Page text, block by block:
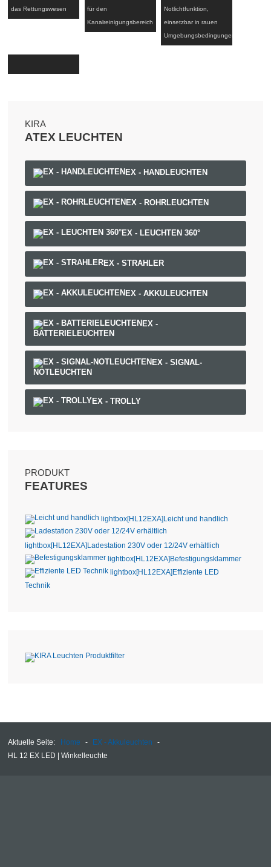
das Rettungswesen
für den
Kanalreinigungsbereich
Notlichtfunktion,
einsetzbar in rauen
Umgebungsbedingungen.
KIRA
ATEX LEUCHTEN
EX - HANDLEUCHTEN
EX - ROHRLEUCHTEN
EX - LEUCHTEN 360°
EX - STRAHLER
EX - AKKULEUCHTEN
EX -
BATTERIELEUCHTEN
EX - SIGNAL-
NOTLEUCHTEN
EX - TROLLY
PRODUKT
FEATURES
lightbox[HL12EXA] Leicht und handlich
lightbox[HL12EXA]
Ladestation 230V oder 12/24V erhältlich
lightbox[HL12EXA] Befestigungsklammer
lightbox[HL12EXA] Effiziente LED
Technik
Aktuelle Seite: Home - EX - Akkuleuchten
-
HL 12 EX LED | Winkelleuchte